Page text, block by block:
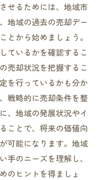
ン戦術
クの活用法
対応策
える方法
び方で売却を円滑に
のチェックポイン
動産業者の特徴
から学ぶ
築く方法
せるためには、地域市
地域の過去の売却デー
とから始めましょう。
ているかを確認するこ
売却状況を把握するこ
を行っているかも分か
戦略的に売却条件を整
、地域の発展状況やイ
ことで、将来の価値向
可能になります。地域
手のニーズを理解し、
のヒントを得ましょ